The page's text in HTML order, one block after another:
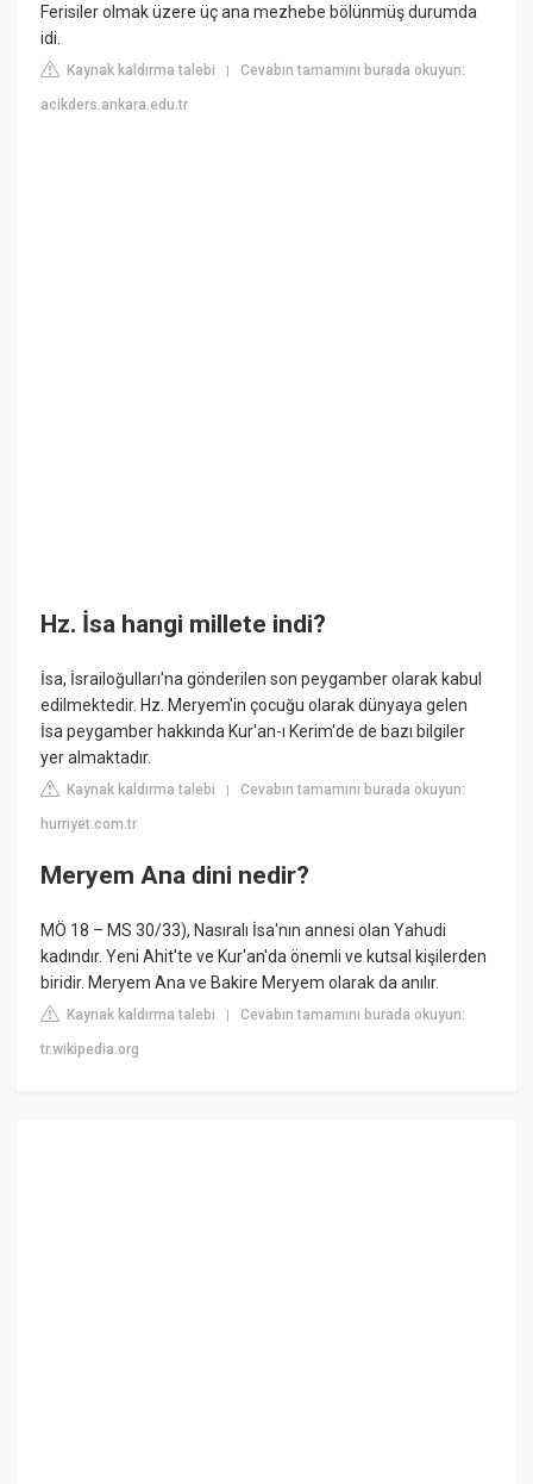
Ferisiler olmak üzere üç ana mezhebe bölünmüş durumda
idi.
Kaynak kaldırma talebi |Cevabın tamamını burada okuyun:
acikders.ankara.edu.tr
Hz. İsa hangi millete indi?
İsa, İsrailoğulları'na gönderilen son peygamber olarak kabul
edilmektedir. Hz. Meryem'in çocuğu olarak dünyaya gelen
İsa peygamber hakkında Kur'an-ı Kerim'de de bazı bilgiler
yer almaktadır.
Kaynak kaldırma talebi |Cevabın tamamını burada okuyun:
hurriyet.com.tr
Meryem Ana dini nedir?
MÖ 18 – MS 30/33), Nasıralı İsa'nın annesi olan Yahudi
kadındır. Yeni Ahit'te ve Kur'an'da önemli ve kutsal kişilerden
biridir. Meryem Ana ve Bakire Meryem olarak da anılır.
Kaynak kaldırma talebi |Cevabın tamamını burada okuyun:
tr.wikipedia.org